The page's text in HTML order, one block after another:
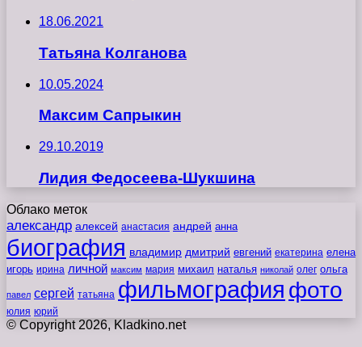
18.06.2021
Татьяна Колганова
10.05.2024
Максим Сапрыкин
29.10.2019
Лидия Федосеева-Шукшина
Облако меток
александр алексей анастасия андрей анна
биография владимир дмитрий евгений екатерина елена
игорь ирина личной максим мария михаил наталья николай олег ольга
павел сергей татьяна фильмография фото
юлия юрий
© Copyright 2026, Kladkino.net